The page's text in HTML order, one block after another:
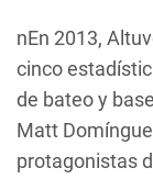
nEn 2013,
cinco
de bateo y
Matt
protagonistas